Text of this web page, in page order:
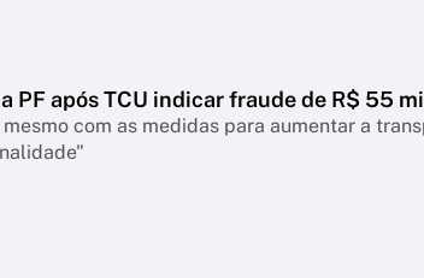
PF após TCU indicar fraude de R$ 55 mi
com as medidas para aumentar a